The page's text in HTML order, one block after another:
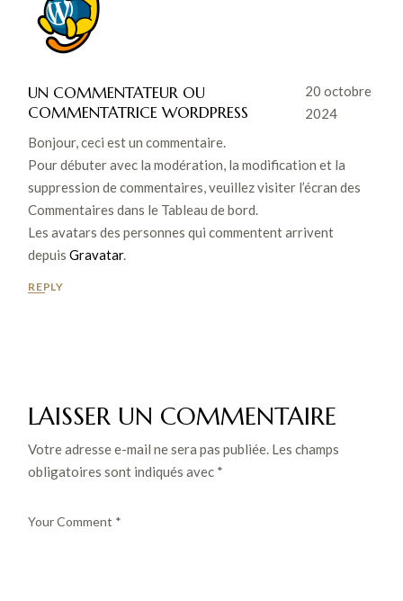
UN COMMENTATEUR OU
COMMENTATRICE WORDPRESS
20 octobre
2024
Bonjour, ceci est un commentaire.
Pour débuter avec la modération, la modification et la
suppression de commentaires, veuillez visiter l’écran des
Commentaires dans le Tableau de bord.
Les avatars des personnes qui commentent arrivent
depuisGravatar.
REPLY
LAISSER UN COMMENTAIRE
Votre adresse e-mail ne sera pas publiée. Les champs
obligatoires sont indiqués avec *